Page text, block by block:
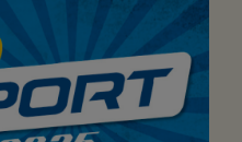
UN PETIT PRINCE